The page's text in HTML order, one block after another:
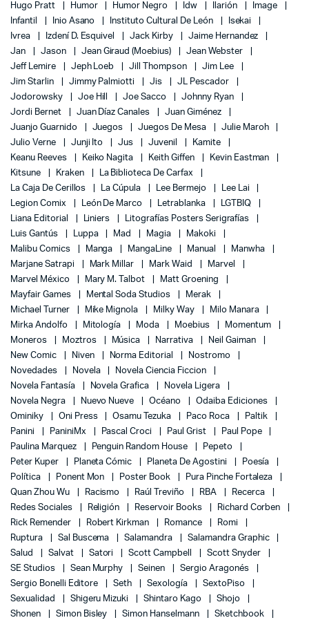
Hugo Pratt
Humor Humor Negro Idw Ilarión
Image
Infantil
Inio Asano Instituto Cultural De León
Isekai
Ivrea
Izdení D. Esquivel Jack Kirby
Jaime Hernandez
Jan
Jason Jean Giraud (Moebius)
Jean Webster
Jeff Lemire
Jeph Loeb Jill Thompson
Jim Lee
Jim Starlin
Jimmy Palmiotti Jis
JL Pescador
Jodorowsky
Joe Hill Joe Sacco
Johnny Ryan
Jordi Bernet
Juan Díaz Canales
Juan Giménez
Juanjo Guarnido
Juegos Juegos De Mesa
Julie Maroh
Julio Verne
Junji Ito Jus Juvenil
Kamite
Keanu Reeves
Keiko Nagita Keith Giffen
Kevin Eastman
Kitsune
Kraken
La Biblioteca De Carfax
La Caja De Cerillos
La Cúpula Lee Bermejo
Lee Lai
Legion Comix
León De Marco Letrablanka
LGTBIQ
Liana Editorial
Liniers
Litografías Posters Serigrafías
Luis Gantús
Luppa Mad Magia
Makoki
Malibu Comics
Manga MangaLine Manual
Manwha
Marjane Satrapi
Mark Millar Mark Waid
Marvel
Marvel México
Mary M. Talbot
Matt Groening
Mayfair Games
Mental Soda Studios
Merak
Michael Turner
Mike Mignola Milky Way
Milo Manara
Mirka Andolfo
Mitología Moda Moebius
Momentum
Moneros
Moztros Música Narrativa
Neil Gaiman
New Comic
Niven Norma Editorial
Nostromo
Novedades
Novela
Novela Ciencia Ficcion
Novela Fantasía
Novela Grafica
Novela Ligera
Novela Negra
Nuevo Nueve Océano
Odaiba Ediciones
Ominiky
Oni Press Osamu Tezuka Paco Roca
Paltik
Panini
PaniniMx Pascal Croci Paul Grist
Paul Pope
Paulina Marquez
Penguin Random House
Pepeto
Peter Kuper
Planeta Cómic Planeta De Agostini
Poesía
Política
Ponent Mon Poster Book
Pura Pinche Fortaleza
Quan Zhou Wu
Racismo Raúl Treviño RBA
Recerca
Redes Sociales
Religión Reservoir Books
Richard Corben
Rick Remender
Robert Kirkman Romance
Romi
Ruptura
Sal Buscema Salamandra
Salamandra Graphic
Salud
Salvat Satori Scott Campbell
Scott Snyder
SE Studios
Sean Murphy Seinen
Sergio Aragonés
Sergio Bonelli Editore
Seth Sexología
SextoPiso
Sexualidad
Shigeru Mizuki Shintaro Kago
Shojo
Shonen
Simon Bisley Simon Hanselmann Sketchbook